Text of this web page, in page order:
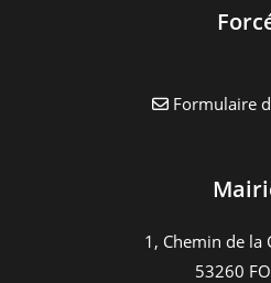
Formulaire
1, Chemin de la
53260